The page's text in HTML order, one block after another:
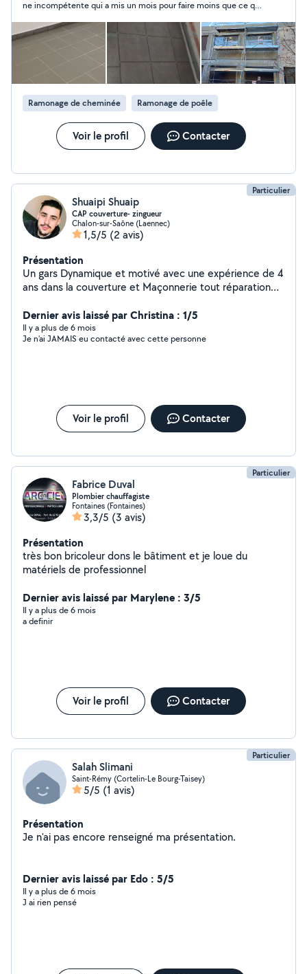
ne incompétente qui a mis un mois pour faire moins que ce qui
avec plein de défaut et qui ose dire si vous regardez de loin, ça
ne se voit pas .... bref j'ai mis fin a la mission alors quil n'avait
tapissé que la moitié de ma pièce.... A ne pas faire confiance
Ramonage de cheminée Ramonage de poêle
Voir le profil Contacter
Particulier
Shuaipi Shuaip
CAP couverture- zingueur
Chalon-sur-Saône (Laennec)
1,5/5 (2 avis)
Présentation
Un gars Dynamique et motivé avec une expérience de 4
ans dans la couverture et Maçonnerie tout réparation
produit Je rentre mes services en déménagement aussi
et plans petits boulot
Dernier avis laissé par Christina : 1/5
Il y a plus de 6 mois
Je n’ai JAMAIS eu contacté avec cette personne
Voir le profil Contacter
Particulier
Fabrice Duval
Plombier chauffagiste
Fontaines (Fontaines)
3,3/5 (3 avis)
Présentation
très bon bricoleur dons le bâtiment et je loue du
matériels de professionnel
Dernier avis laissé par Marylene : 3/5
Il y a plus de 6 mois
a definir
Voir le profil Contacter
Particulier
Salah Slimani
Saint-Rémy (Cortelin-Le Bourg-Taisey)
5/5 (1 avis)
Présentation
Je n'ai pas encore renseigné ma présentation.
Dernier avis laissé par Edo : 5/5
Il y a plus de 6 mois
J ai rien pensé